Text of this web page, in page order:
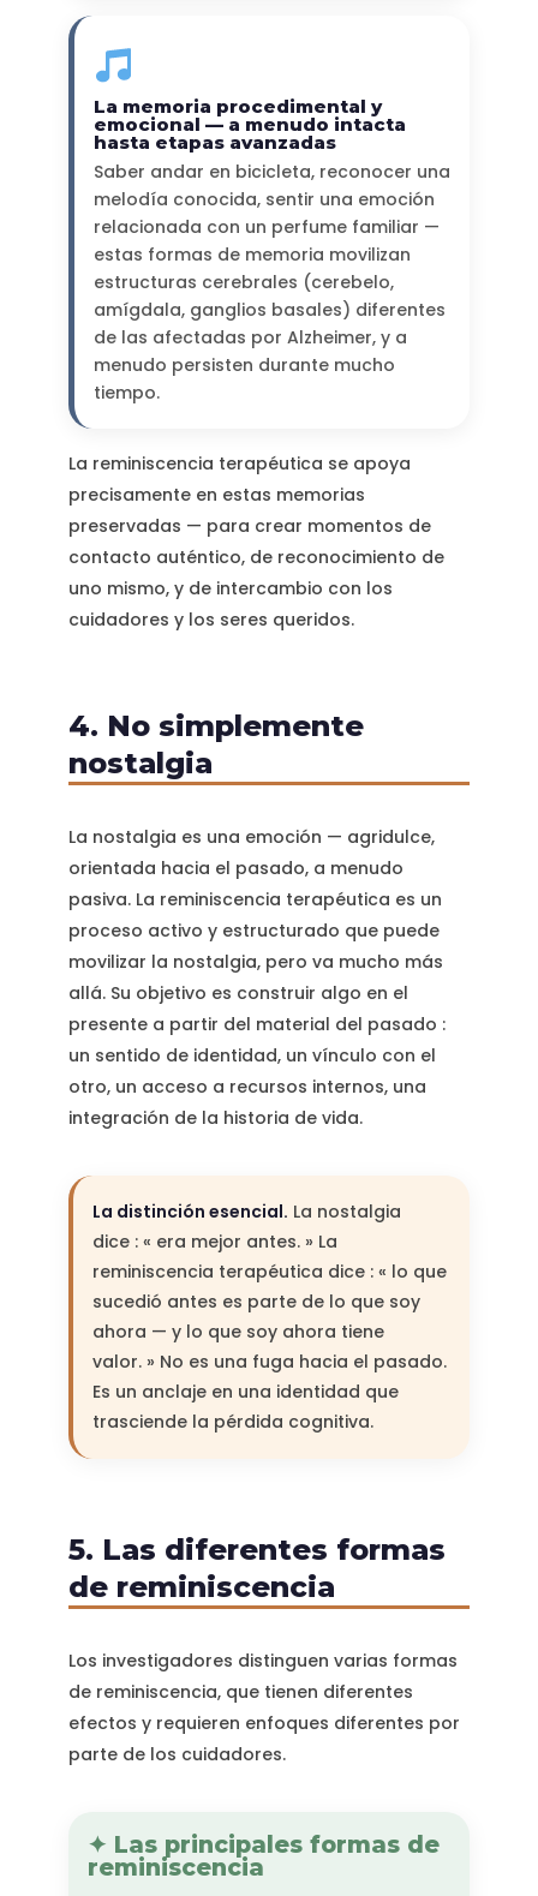
La memoria procedimental y
emocional — a menudo intacta
hasta etapas avanzadas
Saber andar en bicicleta, reconocer una
melodía conocida, sentir una emoción
relacionada con un perfume familiar —
estas formas de memoria movilizan
estructuras cerebrales (cerebelo,
amígdala, ganglios basales) diferentes
de las afectadas por Alzheimer, y a
menudo persisten durante mucho
tiempo.
La reminiscencia terapéutica se apoya
precisamente en estas memorias
preservadas — para crear momentos de
contacto auténtico, de reconocimiento de
uno mismo, y de intercambio con los
cuidadores y los seres queridos.
4. No simplemente
nostalgia
La nostalgia es una emoción — agridulce,
orientada hacia el pasado, a menudo
pasiva. La reminiscencia terapéutica es un
proceso activo y estructurado que puede
movilizar la nostalgia, pero va mucho más
allá. Su objetivo es construir algo en el
presente a partir del material del pasado :
un sentido de identidad, un vínculo con el
otro, un acceso a recursos internos, una
integración de la historia de vida.
La distinción esencial. La nostalgia
dice : « era mejor antes. » La
reminiscencia terapéutica dice : « lo que
sucedió antes es parte de lo que soy
ahora — y lo que soy ahora tiene
valor. » No es una fuga hacia el pasado.
Es un anclaje en una identidad que
trasciende la pérdida cognitiva.
5. Las diferentes formas
de reminiscencia
Los investigadores distinguen varias formas
de reminiscencia, que tienen diferentes
efectos y requieren enfoques diferentes por
parte de los cuidadores.
✦ Las principales formas de
reminiscencia